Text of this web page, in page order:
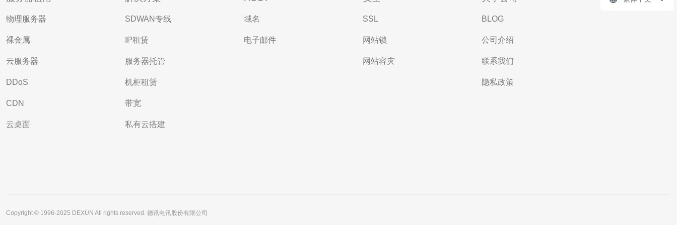
物理服务器
裸金属
云服务器
DDoS
CDN
云桌面
SDWAN专线
IP租赁
服务器托管
机柜租赁
带宽
私有云搭建
域名
电子邮件
SSL
网站锁
网站容灾
BLOG
公司介绍
联系我们
隐私政策
Copyright © 1996-2025 DEXUN All rights reserved. 德讯电讯股份有限公司